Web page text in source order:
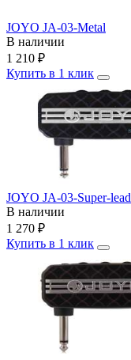
JOYO JA-03-Metal
В наличии
1 210 ₽
Купить в 1 клик
JOYO JA-03-Super-lead
В наличии
1 270 ₽
Купить в 1 клик